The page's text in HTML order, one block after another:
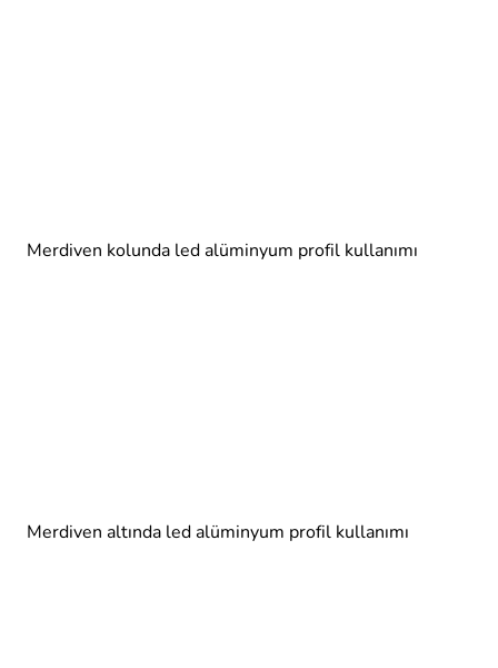
Merdiven kolunda led alüminyum profil kullanımı
Merdiven altında led alüminyum profil kullanımı